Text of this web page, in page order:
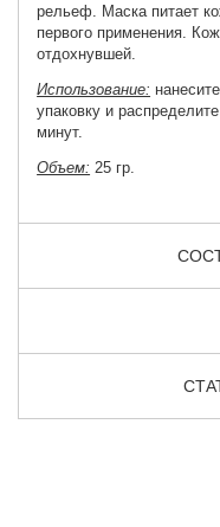
рельеф. Маска питает
первого применения.
отдохнувшей.
Использование:
упаковку и
минут.
Объем: 25 гр.